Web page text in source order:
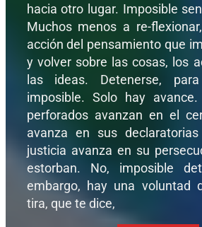
hacia otro lugar. Imposible
Muchos menos a re-
acción del pensamiento que
y volver sobre las cosas, los
las ideas. Detenerse,
imposible. Solo hay
perforados avanzan en el
avanza en sus
justicia avanza en su
estorban. No, imposible
embargo, hay una voluntad
tira, que te dice,